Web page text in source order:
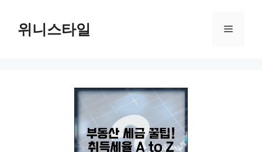
위니스타일 메